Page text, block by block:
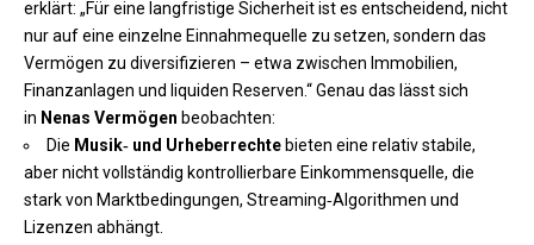
erklärt: „Für eine langfristige Sicherheit ist es entscheidend, nicht
nur auf eine einzelne Einnahmequelle zu setzen, sondern das
Vermögen zu diversifizieren – etwa zwischen Immobilien,
Finanzanlagen und liquiden Reserven.“ Genau das lässt sich
in Nenas Vermögen beobachten:
Die Musik‑ und Urheberrechte bieten eine relativ stabile,
aber nicht vollständig kontrollierbare Einkommensquelle, die
stark von Marktbedingungen, Streaming‑Algorithmen und
Lizenzen abhängt.